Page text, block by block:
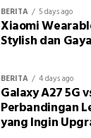
BERITA 5 days ago
Xiaomi
Stylish dan
BERITA 4 days ago
Galaxy A27 5G
Perbandingan
yang Ingin